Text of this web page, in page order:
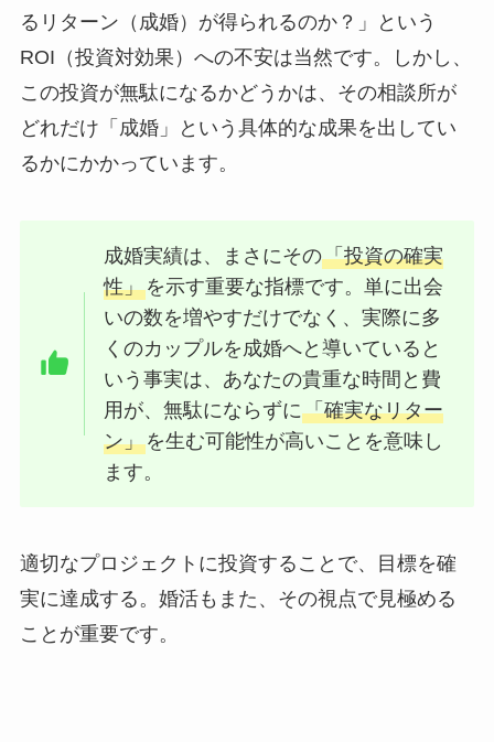
るリターン（成婚）が得られるのか？」という
ROI（投資対効果）への不安は当然です。しかし、
この投資が無駄になるかどうかは、その相談所が
どれだけ「成婚」という具体的な成果を出してい
るかにかかっています。
成婚実績は、まさにその「投資の確実
性」を示す重要な指標です。単に出会
いの数を増やすだけでなく、実際に多
くのカップルを成婚へと導いていると
いう事実は、あなたの貴重な時間と費
用が、無駄にならずに「確実なリター
ン」を生む可能性が高いことを意味し
ます。
適切なプロジェクトに投資することで、目標を確
実に達成する。婚活もまた、その視点で見極める
ことが重要です。